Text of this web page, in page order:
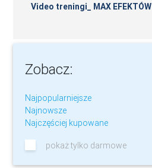
Video treningi_ MAX EFEKTÓW
Zobacz:
Najpopularniejsze
Najnowsze
Najczęściej kupowane
pokaż tylko darmowe